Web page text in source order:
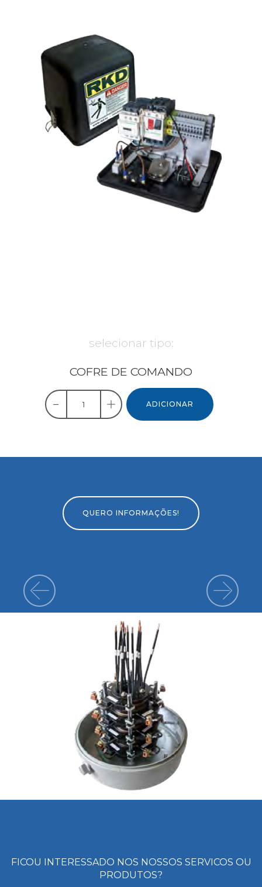
selecionar tipo:
COFRE DE COMANDO
ADICIONAR
QUERO INFORMAÇÕES!
FICOU INTERESSADO NOS NOSSOS SERVICOS OU
PRODUTOS?